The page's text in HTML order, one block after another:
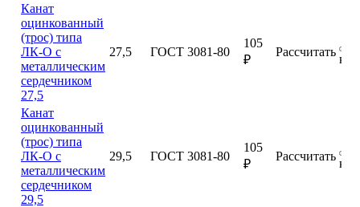
Канат
оцинкованный
(трос) типа
ЛК-О с
металлическим
сердечником
27,5
27,5 ГОСТ 3081-80
105
₽
Рассчитать
Канат
оцинкованный
(трос) типа
ЛК-О с
металлическим
сердечником
29,5
29,5 ГОСТ 3081-80
105
₽
Рассчитать